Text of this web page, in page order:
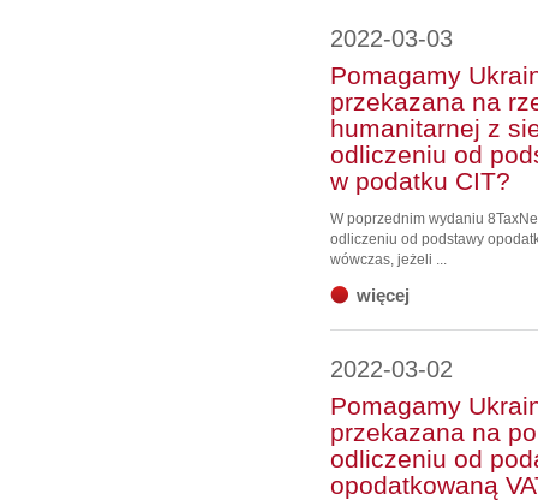
2022-03-03
Pomagamy
przekazana na
humanitarnej z
odliczeniu od
w podatku CIT?
W poprzednim wydaniu
odliczeniu od podstawy
wówczas, jeżeli ...
więcej
2022-03-02
Pomagamy
przekazana na
odliczeniu od
opodatkowaną